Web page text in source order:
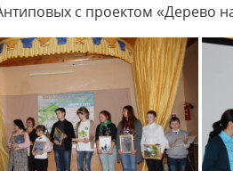
с проектом «Дерево